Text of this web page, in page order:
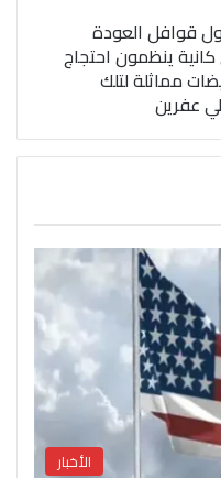
قوافل العودة
ينظمون احتجاج
مماثلة لتلك
عفرين
الأخبار